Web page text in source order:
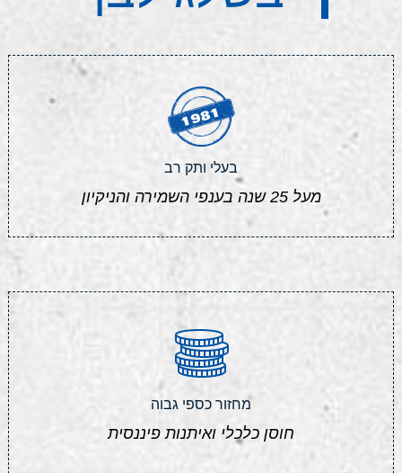
בעלי ותק רב
מעל 25 שנה בענפי השמירה והניקיון
מחזור כספי גבוה
חוסן כלכלי ואיתנות פיננסית